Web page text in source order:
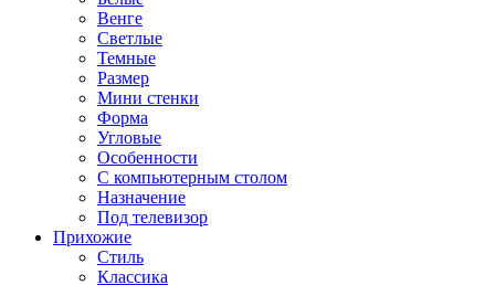
Венге
Светлые
Темные
Размер
Мини стенки
Форма
Угловые
Особенности
С компьютерным столом
Назначение
Под телевизор
Прихожие
Стиль
Классика